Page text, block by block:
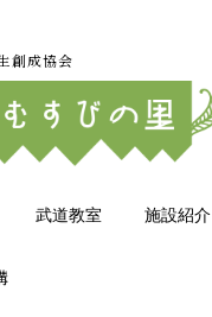
創成協会
武道教室 施設紹介